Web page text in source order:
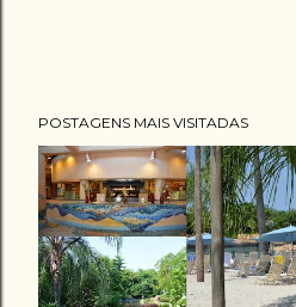
POSTAGENS MAIS VISITADAS